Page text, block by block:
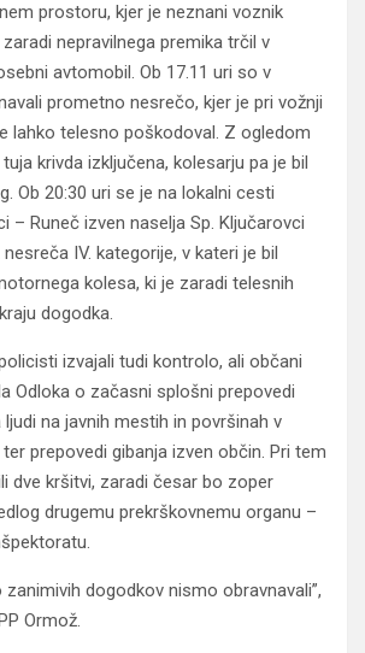
prostoru, kjer je neznani voznik
nepravilnega premika trčil v
avtomobil. Ob 17.11 uri so v
prometno nesrečo, kjer je pri vožnji
lahko telesno poškodoval. Z ogledom
krivda izključena, kolesarju pa je bil
Ob 20:30 uri se je na lokalni cesti
– Runeč izven naselja Sp. Ključarovci
IV. kategorije, v kateri je bil
kolesa, ki je zaradi telesnih
dogodka.
izvajali tudi kontrolo, ali občani
Odloka o začasni splošni prepovedi
ljudi na javnih mestih in površinah v
ter prepovedi gibanja izven občin. Pri tem
dve kršitvi, zaradi česar bo zoper
drugemu prekrškovnemu organu –
zanimivih dogodkov nismo obravnavali”,
Ormož.